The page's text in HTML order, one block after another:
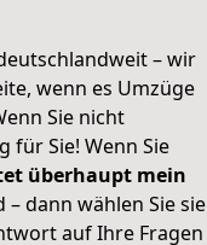
– wir
wenn es Umzüge
Sie nicht
für Sie! Wenn Sie
überhaupt mein
dann wählen Sie sie
auf Ihre Fragen